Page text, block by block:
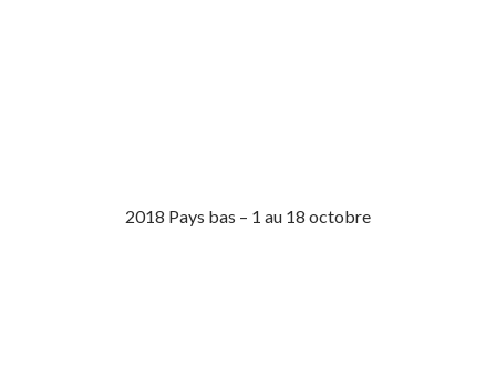
2018 Pays bas – 1 au 18 octobre